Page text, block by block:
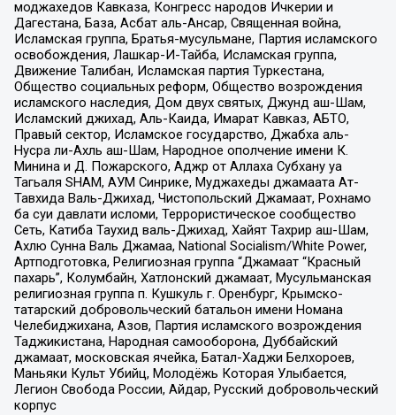
моджахедов Кавказа, Конгресс народов Ичкерии и
Дагестана, База, Асбат аль-Ансар, Священная война,
Исламская группа, Братья-мусульмане, Партия исламского
освобождения, Лашкар-И-Тайба, Исламская группа,
Движение Талибан, Исламская партия Туркестана,
Общество социальных реформ, Общество возрождения
исламского наследия, Дом двух святых, Джунд аш-Шам,
Исламский джихад, Аль-Каида, Имарат Кавказ, АБТО,
Правый сектор, Исламское государство, Джабха аль-
Нусра ли-Ахль аш-Шам, Народное ополчение имени К.
Минина и Д. Пожарского, Аджр от Аллаха Субхану уа
Тагьаля SHAM, АУМ Синрике, Муджахеды джамаата Ат-
Тавхида Валь-Джихад, Чистопольский Джамаат, Рохнамо
ба суи давлати исломи, Террористическое сообщество
Сеть, Катиба Таухид валь-Джихад, Хайят Тахрир аш-Шам,
Ахлю Сунна Валь Джамаа, National Socialism/White Power,
Артподготовка, Религиозная группа “Джамаат “Красный
пахарь”, Колумбайн, Хатлонский джамаат, Мусульманская
религиозная группа п. Кушкуль г. Оренбург, Крымско-
татарский добровольческий батальон имени Номана
Челебиджихана, Азов, Партия исламского возрождения
Таджикистана, Народная самооборона, Дуббайский
джамаат, московская ячейка, Батал-Хаджи Белхороев,
Маньяки Культ Убийц, Молодёжь Которая Улыбается,
Легион Свобода России, Айдар, Русский добровольческий
корпус